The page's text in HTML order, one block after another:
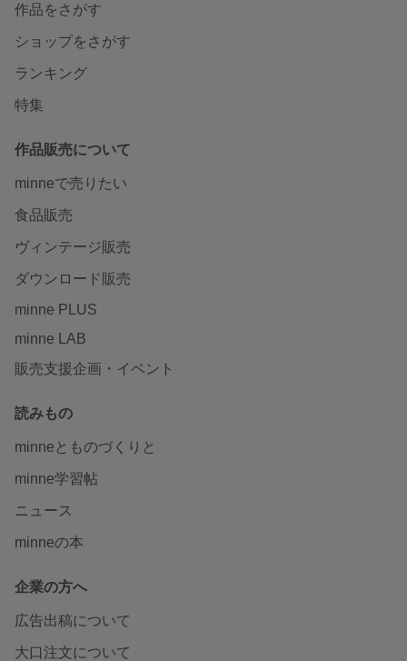
作品をさがす
ショップをさがす
ランキング
特集
作品販売について
minneで売りたい
食品販売
ヴィンテージ販売
ダウンロード販売
minne PLUS
minne LAB
販売支援企画・イベント
読みもの
minneとものづくりと
minne学習帖
ニュース
minneの本
企業の方へ
広告出稿について
大口注文について